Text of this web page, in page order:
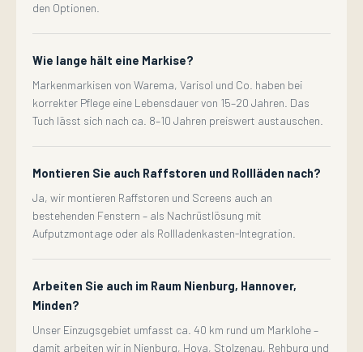
den Optionen.
Wie lange hält eine Markise?
Markenmarkisen von Warema, Varisol und Co. haben bei
korrekter Pflege eine Lebensdauer von 15–20 Jahren. Das
Tuch lässt sich nach ca. 8–10 Jahren preiswert austauschen.
Montieren Sie auch Raffstoren und Rollläden nach?
Ja, wir montieren Raffstoren und Screens auch an
bestehenden Fenstern – als Nachrüstlösung mit
Aufputzmontage oder als Rollladenkasten-Integration.
Arbeiten Sie auch im Raum Nienburg, Hannover,
Minden?
Unser Einzugsgebiet umfasst ca. 40 km rund um Marklohe –
damit arbeiten wir in Nienburg, Hoya, Stolzenau, Rehburg und